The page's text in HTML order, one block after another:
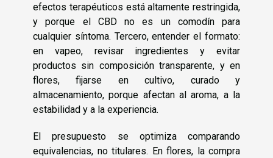
efectos terapéuticos está altamente restringida,
y porque el CBD no es un comodín para
cualquier síntoma. Tercero, entender el formato:
en vapeo, revisar ingredientes y evitar
productos sin composición transparente, y en
flores, fijarse en cultivo, curado y
almacenamiento, porque afectan al aroma, a la
estabilidad y a la experiencia.
El presupuesto se optimiza comparando
equivalencias, no titulares. En flores, la compra